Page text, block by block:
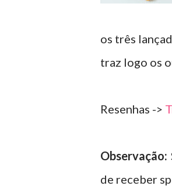
os três
traz logo os
Resenhas ->
Observação:
de receber